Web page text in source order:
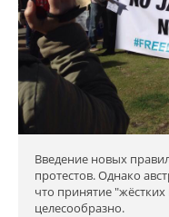
Введение новых
протестов. Однако
что принятие
целесообразно.